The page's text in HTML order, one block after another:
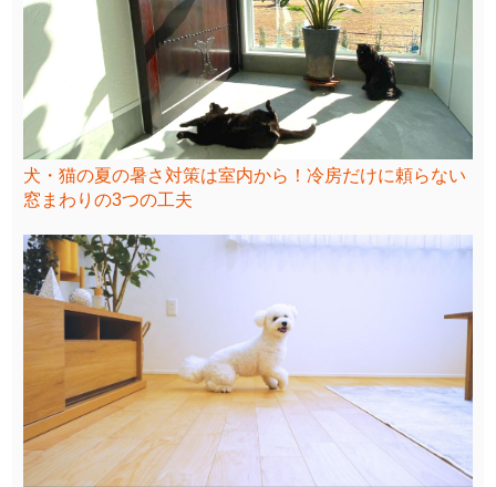
犬・猫の夏の暑さ対策は室内から！冷房だけに頼らない
窓まわりの3つの工夫